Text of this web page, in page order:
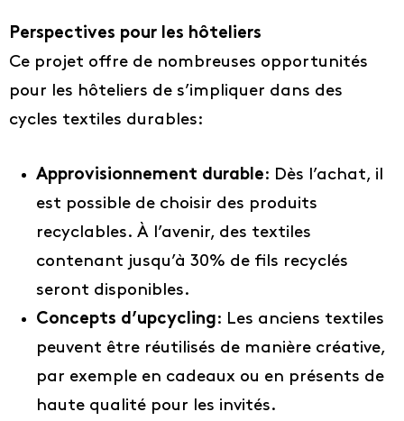
Perspectives pour les hôteliers
Ce projet offre de nombreuses opportunités
pour les hôteliers de s’impliquer dans des
cycles textiles durables:
Approvisionnement durable: Dès l’achat, il
est possible de choisir des produits
recyclables. À l’avenir, des textiles
contenant jusqu’à 30% de fils recyclés
seront disponibles.
Concepts d’upcycling: Les anciens textiles
peuvent être réutilisés de manière créative,
par exemple en cadeaux ou en présents de
haute qualité pour les invités.